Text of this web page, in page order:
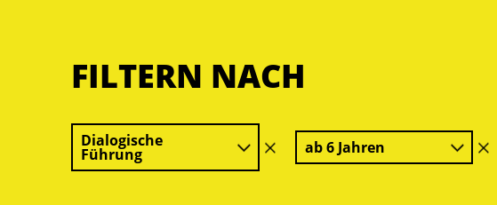
FILTERN NACH
Dialogische
Führung
Filter
löschen
ab 6 Jahren